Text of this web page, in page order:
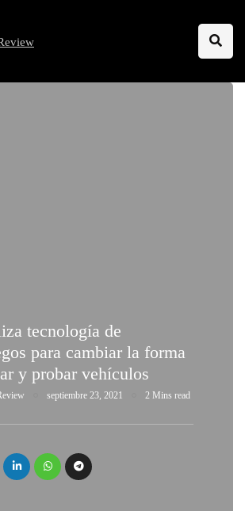
tecnología de
para cambiar la forma
y probar vehículos
septiembre 23, 2021 2 Mins read